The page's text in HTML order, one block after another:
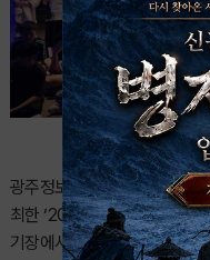
광주정보문화산업진흥원(이
최한 ‘2026 GES 장애인 이
기장에서 성황리에 개최됐다.